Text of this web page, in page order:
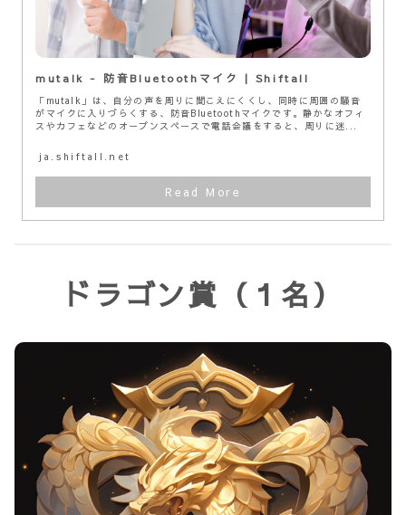
mutalk - 防音Bluetoothマイク | Shiftall
「mutalk」は、自分の声を周りに聞こえにくくし、同時に周囲の騒音
がマイクに入りづらくする、防音Bluetoothマイクです。静かなオフィ
スやカフェなどのオープンスペースで電話会議をすると、周りに迷...
ja.shiftall.net
ドラゴン賞（１名）